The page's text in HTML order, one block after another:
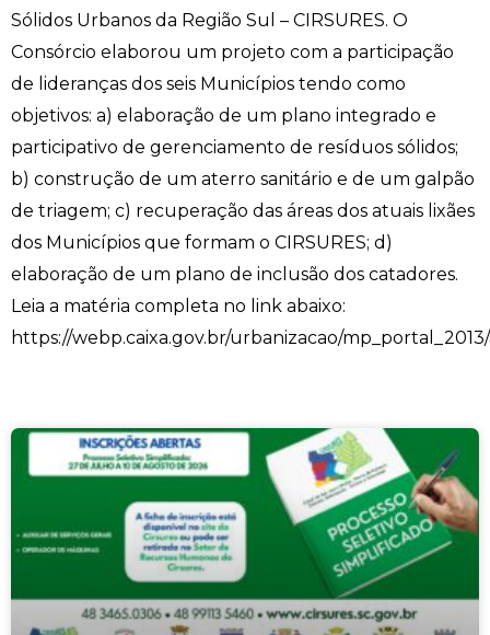
Sólidos Urbanos da Região Sul – CIRSURES. O
Consórcio elaborou um projeto com a participação
de lideranças dos seis Municípios tendo como
objetivos: a) elaboração de um plano integrado e
participativo de gerenciamento de resíduos sólidos;
b) construção de um aterro sanitário e de um galpão
de triagem; c) recuperação das áreas dos atuais lixães
dos Municípios que formam o CIRSURES; d)
elaboração de um plano de inclusão dos catadores.
Leia a matéria completa no link abaixo:
https://webp.caixa.gov.br/urbanizacao/